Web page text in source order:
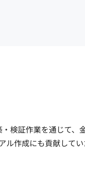
検証作業を通じて
作成にも貢献してい